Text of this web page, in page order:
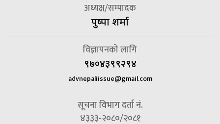
अध्यक्ष/सम्पादक
पुष्पा शर्मा
विज्ञापनको लागि
९७०४३९९२९४
advnepaliissue@gmail.com
सूचना विभाग दर्ता नं.
४३३३-२०८०/२०८१